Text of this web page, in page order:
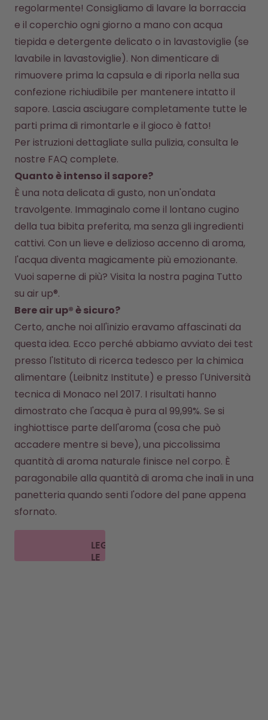
regolarmente! Consigliamo di lavare la borraccia
e il coperchio ogni giorno a mano con acqua
tiepida e detergente delicato o in lavastoviglie (se
lavabile in lavastoviglie). Non dimenticare di
rimuovere prima la capsula e di riporla nella sua
confezione richiudibile per mantenere intatto il
sapore. Lascia asciugare completamente tutte le
parti prima di rimontarle e il gioco è fatto!
Per istruzioni dettagliate sulla pulizia, consulta le
nostre FAQ complete.
Quanto è intenso il sapore?
È una nota delicata di gusto, non un'ondata
travolgente. Immaginalo come il lontano cugino
della tua bibita preferita, ma senza gli ingredienti
cattivi. Con un lieve e delizioso accenno di aroma,
l'acqua diventa magicamente più emozionante.
Vuoi saperne di più? Visita la nostra pagina Tutto
su air up®.
Bere air up® è sicuro?
Certo, anche noi all'inizio eravamo affascinati da
questa idea. Ecco perché abbiamo avviato dei test
presso l'Istituto di ricerca tedesco per la chimica
alimentare (Leibnitz Institute) e presso l'Università
tecnica di Monaco nel 2017. I risultati hanno
dimostrato che l'acqua è pura al 99,99%. Se si
inghiottisce parte dell'aroma (cosa che può
accadere mentre si beve), una piccolissima
quantità di aroma naturale finisce nel corpo. È
paragonabile alla quantità di aroma che inali in una
panetteria quando senti l'odore del pane appena
sfornato.
LEGGI
LE